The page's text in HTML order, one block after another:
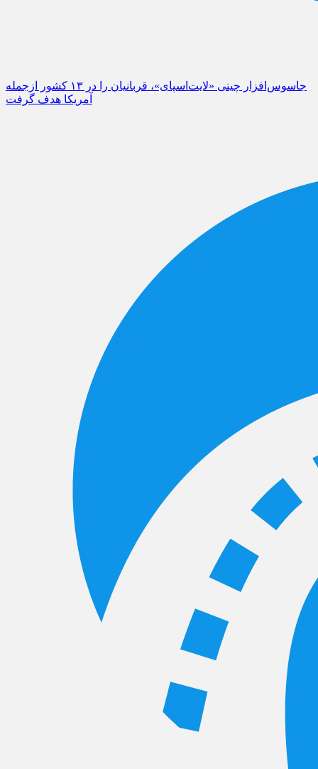
جاسوس‌افزار چینی «لایت‌اسپای»، قربانیان را در ۱۳ کشور ازجمله
آمریکا هدف گرفت